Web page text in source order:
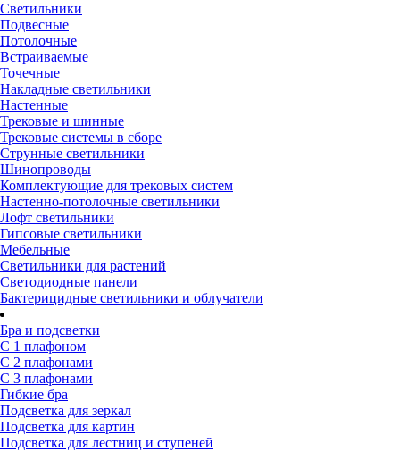
Светильники
Подвесные
Потолочные
Встраиваемые
Точечные
Накладные светильники
Настенные
Трековые и шинные
Трековые системы в сборе
Струнные светильники
Шинопроводы
Комплектующие для трековых систем
Настенно-потолочные светильники
Лофт светильники
Гипсовые светильники
Мебельные
Светильники для растений
Светодиодные панели
Бактерицидные светильники и облучатели
Бра и подсветки
С 1 плафоном
С 2 плафонами
С 3 плафонами
Гибкие бра
Подсветка для зеркал
Подсветка для картин
Подсветка для лестниц и ступеней